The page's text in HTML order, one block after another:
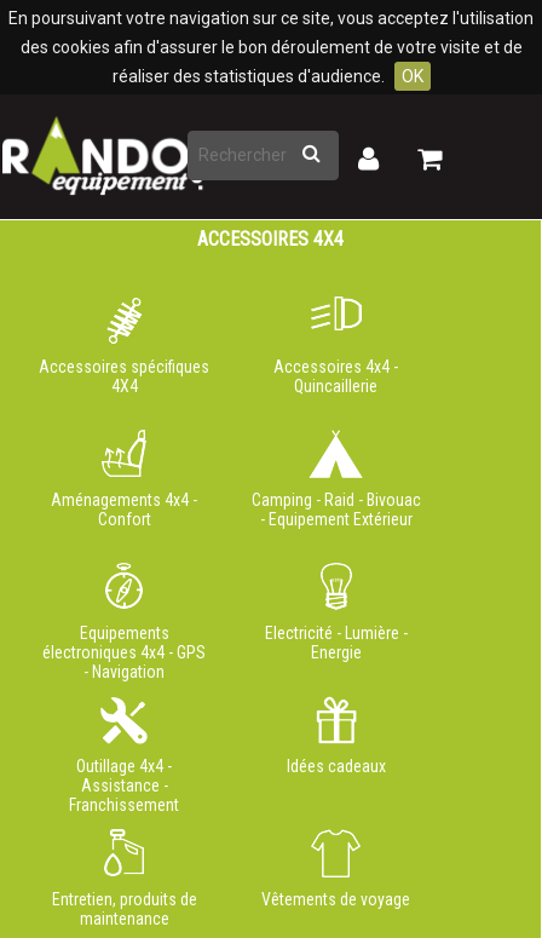
En poursuivant votre navigation sur ce site, vous acceptez l'utilisation
des cookies afin d'assurer le bon déroulement de votre visite et de
réaliser des statistiques d'audience.
OK
Rechercher
Mon
Mon
ACCESSOIRES 4X4
Accessoires spécifiques
4X4
Accessoires 4x4 -
Quincaillerie
Aménagements 4x4 -
Confort
Camping - Raid - Bivouac
- Equipement Extérieur
Equipements
électroniques 4x4 - GPS
- Navigation
Electricité - Lumière -
Energie
Outillage 4x4 -
Assistance -
Franchissement
Idées cadeaux
Entretien, produits de
maintenance
Vêtements de voyage
Panneau de gestion des cookies